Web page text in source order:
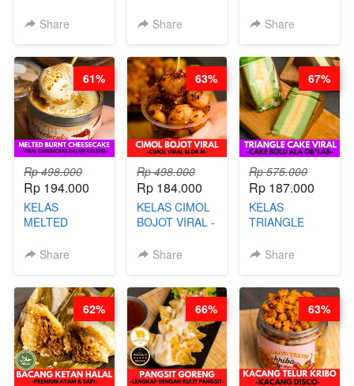
CHEF DITA
Share
- VIRAL
STEPHANIE
Share
PROTEIN
Share
Rp 498.000
Rp 194.000
KELAS
MELTED
CHEESECAKE -
DALAM
KALENG-BY
CHEF DITA
Share
61%
Rp 498.000
Rp 184.000
KELAS CIMOL
BOJOT VIRAL -
BLOK M -BY
JUNI)
Share
63%
Rp 575.000
Rp 187.000
KELAS
TRIANGLE
CAKE BOLU
Share
67%
62% 66% 63%